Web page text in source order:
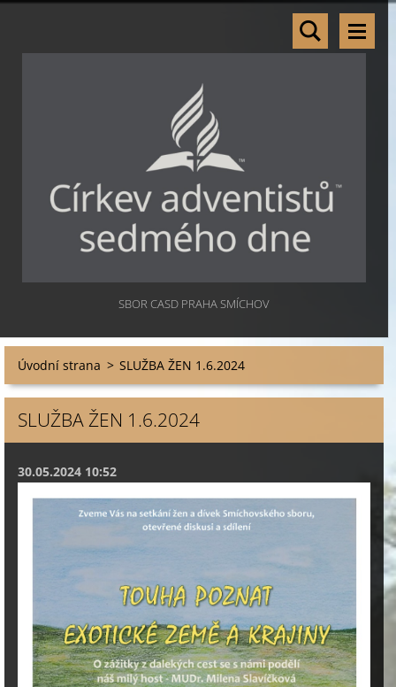
SBOR CASD PRAHA SMÍCHOV
Úvodní strana > SLUŽBA ŽEN 1.6.2024
SLUŽBA ŽEN 1.6.2024
30.05.2024 10:52